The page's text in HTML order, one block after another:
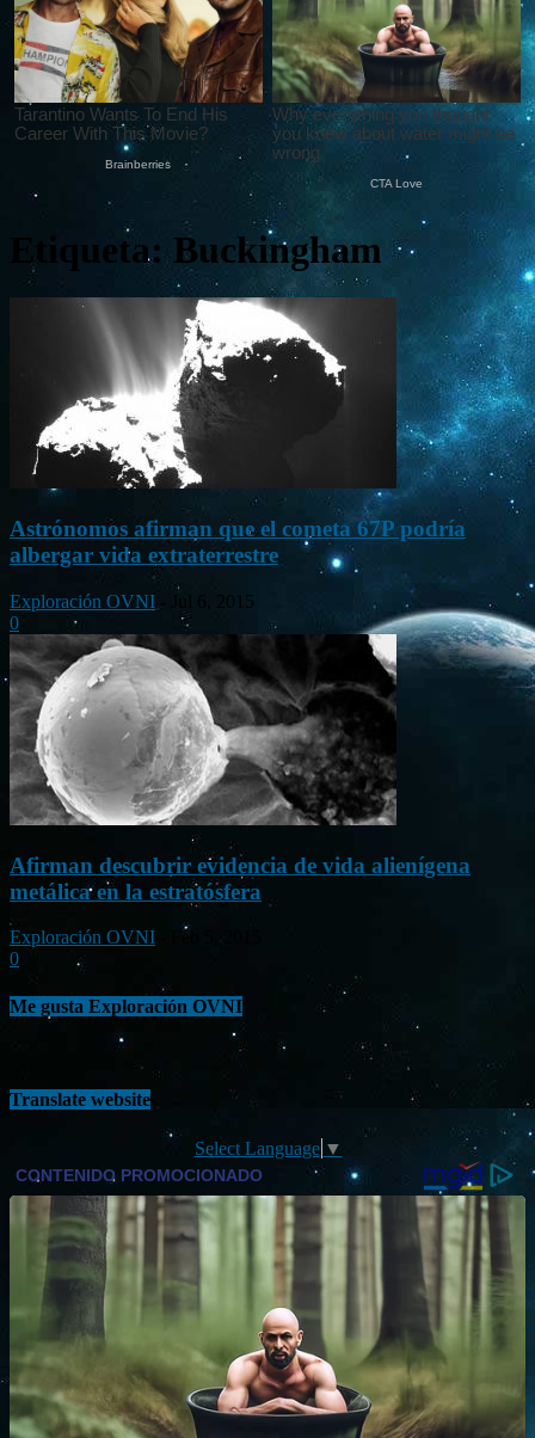
Etiqueta: Buckingham
Astrónomos afirman que el cometa 67P podría
albergar vida extraterrestre
Exploración OVNI
Jul 6, 2015
0
Afirman descubrir evidencia de vida alienígena
metálica en la estratósfera
Exploración OVNI
Feb 5, 2015
0
Me gusta Exploración OVNI
Translate website
Select Language ▼